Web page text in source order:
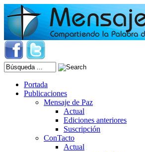
Portada
Publicaciones
Mensaje de Paz
Actual
Ediciones anteriores
Suscripción
ConTacto
Actual